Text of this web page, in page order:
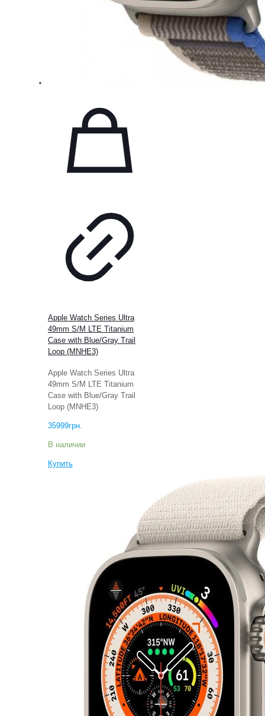
Apple Watch Series Ultra
49mm S/M LTE Titanium
Case with Blue/Gray Trail
Loop (MNHE3)
Apple Watch Series Ultra
49mm S/M LTE Titanium
Case with Blue/Gray Trail
Loop (MNHE3)
35999грн.
В наличии
Купить